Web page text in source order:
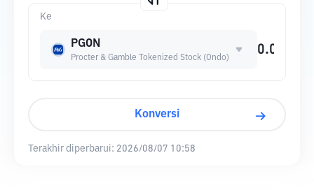
Ke
PGON
Procter & Gamble Tokenized Stock (Ondo)
Konversi
Terakhir diperbarui: 2026/08/07 10:58